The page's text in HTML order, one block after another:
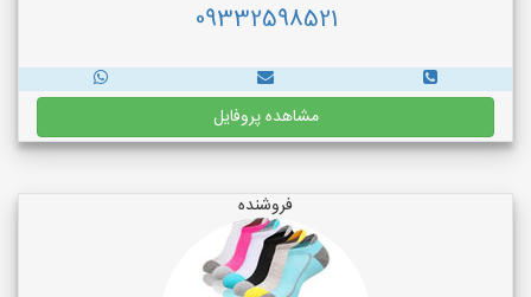
09332598521
مشاهده پروفایل
فروشنده